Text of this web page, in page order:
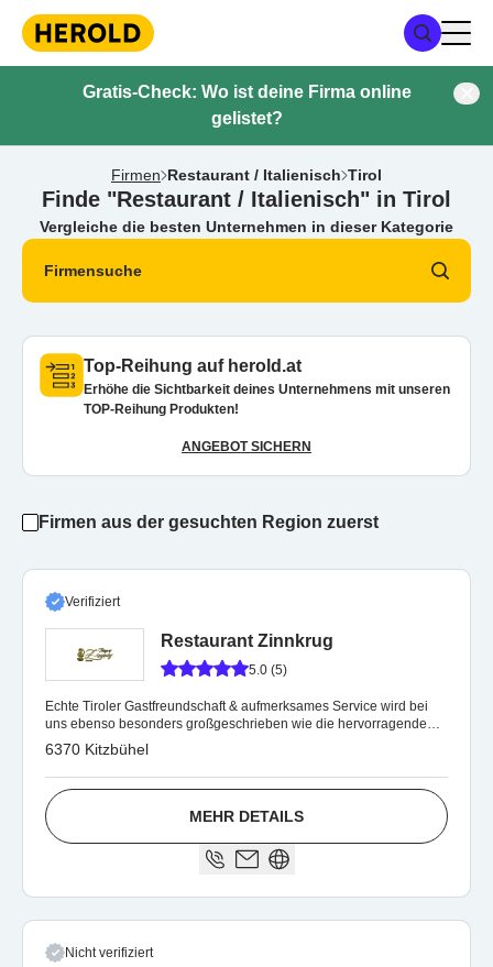
Gratis-Check: Wo ist deine Firma online
gelistet?
Firmen Restaurant / Italienisch Tirol
Finde "Restaurant / Italienisch" in Tirol
Vergleiche die besten Unternehmen in dieser Kategorie
Firmensuche
Top-Reihung auf herold.at
Erhöhe die Sichtbarkeit deines Unternehmens mit unseren
TOP-Reihung Produkten!
ANGEBOT SICHERN
Firmen aus der gesuchten Region zuerst
Verifiziert
Restaurant Zinnkrug
5.0 (5)
Echte Tiroler Gastfreundschaft & aufmerksames Service wird bei
uns ebenso besonders großgeschrieben wie die hervorragende
Qualität unserer Speisen.
6370 Kitzbühel
MEHR DETAILS
Nicht verifiziert